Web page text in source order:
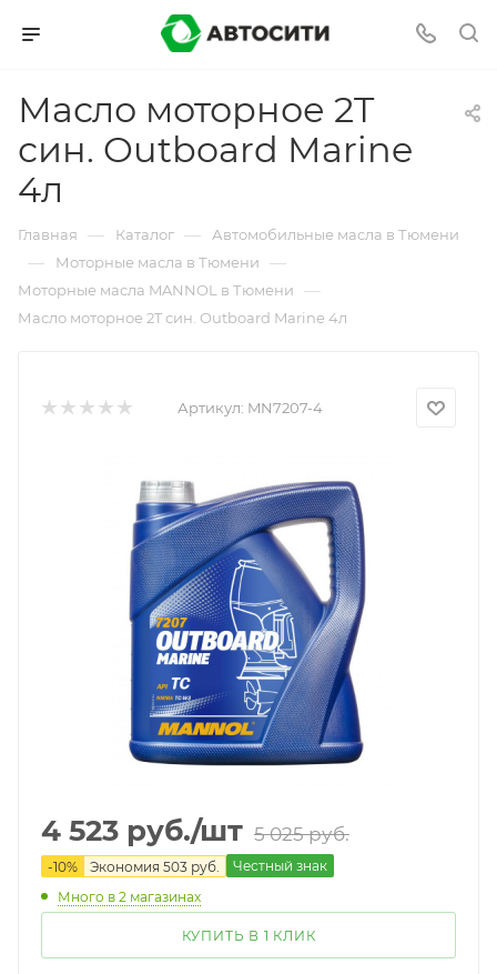
Масло моторное 2T
син. Outboard Marine
4л
Главная — Каталог — Автомобильные масла в Тюмени
— Моторные масла в Тюмени —
Моторные масла MANNOL в Тюмени —
Масло моторное 2T син. Outboard Marine 4л
Артикул: MN7207-4
4 523 руб./шт 5 025руб.
-10% Экономия 503 руб.
Честный знак
Много в 2 магазинах
КУПИТЬ В 1 КЛИК